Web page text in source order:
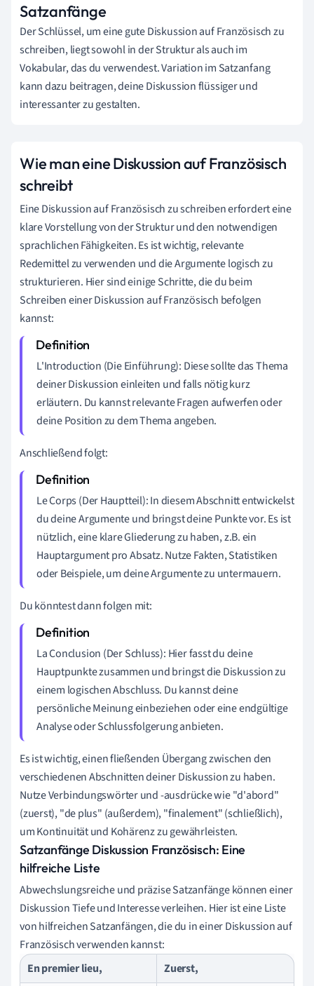
Satzanfänge
Der Schlüssel, um eine gute Diskussion auf Französisch zu
schreiben, liegt sowohl in der Struktur als auch im
Vokabular, das du verwendest. Variation im Satzanfang
kann dazu beitragen, deine Diskussion flüssiger und
interessanter zu gestalten.
Wie man eine Diskussion auf Französisch
schreibt
Eine Diskussion auf Französisch zu schreiben erfordert eine
klare Vorstellung von der Struktur und den notwendigen
sprachlichen Fähigkeiten. Es ist wichtig, relevante
Redemittel zu verwenden und die Argumente logisch zu
strukturieren. Hier sind einige Schritte, die du beim
Schreiben einer Diskussion auf Französisch befolgen
kannst:
L'Introduction (Die Einführung): Diese sollte das Thema
deiner Diskussion einleiten und falls nötig kurz
erläutern. Du kannst relevante Fragen aufwerfen oder
deine Position zu dem Thema angeben.
Anschließend folgt:
Le Corps (Der Hauptteil): In diesem Abschnitt entwickelst
du deine Argumente und bringst deine Punkte vor. Es ist
nützlich, eine klare Gliederung zu haben, z.B. ein
Hauptargument pro Absatz. Nutze Fakten, Statistiken
oder Beispiele, um deine Argumente zu untermauern.
Du könntest dann folgen mit:
La Conclusion (Der Schluss): Hier fasst du deine
Hauptpunkte zusammen und bringst die Diskussion zu
einem logischen Abschluss. Du kannst deine
persönliche Meinung einbeziehen oder eine endgültige
Analyse oder Schlussfolgerung anbieten.
Es ist wichtig, einen fließenden Übergang zwischen den
verschiedenen Abschnitten deiner Diskussion zu haben.
Nutze Verbindungswörter und -ausdrücke wie "d'abord"
(zuerst), "de plus" (außerdem), "finalement" (schließlich),
um Kontinuität und Kohärenz zu gewährleisten.
Satzanfänge Diskussion Französisch: Eine
hilfreiche Liste
Abwechslungsreiche und präzise Satzanfänge können einer
Diskussion Tiefe und Interesse verleihen. Hier ist eine Liste
von hilfreichen Satzanfängen, die du in einer Diskussion auf
Französisch verwenden kannst:
En premier lieu,
Zuerst,